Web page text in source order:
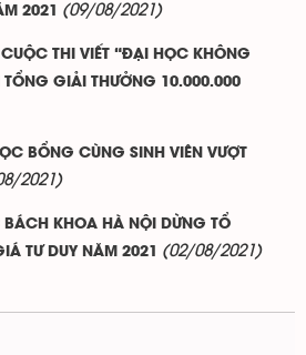
2021
(09/08/2021)
THI VIẾT “ĐẠI HỌC KHÔNG
GIẢI THƯỞNG 10.000.000
BỔNG CÙNG SINH VIÊN VƯỢT
2021)
KHOA HÀ NỘI DỪNG TỔ
TƯ DUY NĂM 2021
(02/08/2021)